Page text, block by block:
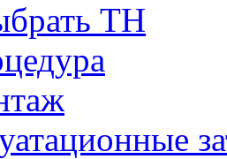
ТН